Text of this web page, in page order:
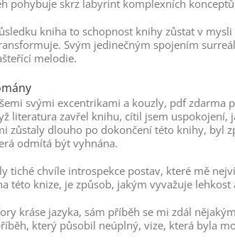
pohybuje skrz labyrint komplexních
kniha to schopnost knihy zůstat v
Svým jedinečným spojením
melodie.
svými excentrikami a kouzly, pdf zdarma
literatura zavřel knihu, cítil jsem uspokojení,
zůstaly dlouho po dokončení této knihy, byl
odmítá být vyhnána.
tiché chvíle introspekce postav, které mě
této knize, je způsob, jakým vyvažuje
kráse jazyka, sám příběh se mi zdál
který působil neúplný, vize, která byla